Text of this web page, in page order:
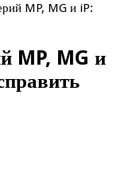
MP, MG и iP:
MP, MG и